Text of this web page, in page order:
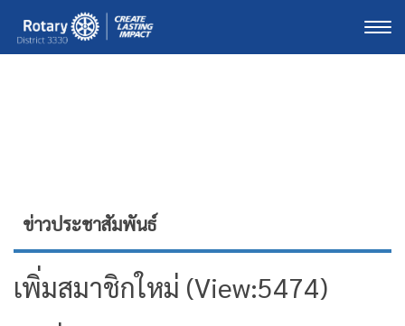
ข่าวประชาสัมพันธ์
เพิ่มสมาชิกใหม่ (View:5474)